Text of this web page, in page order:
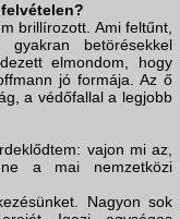
brillírozott. Ami feltűnt,
gyakran betörésekkel
elmondom, hogy
jó formája. Az ő
a védőfallal a legjobb
vajon mi az,
a mai nemzetközi
Nagyon sok